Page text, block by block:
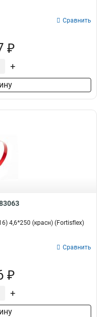
Сравнить
₽
+
4,6*250 (красн) (Fortisflex)
Сравнить
₽
+